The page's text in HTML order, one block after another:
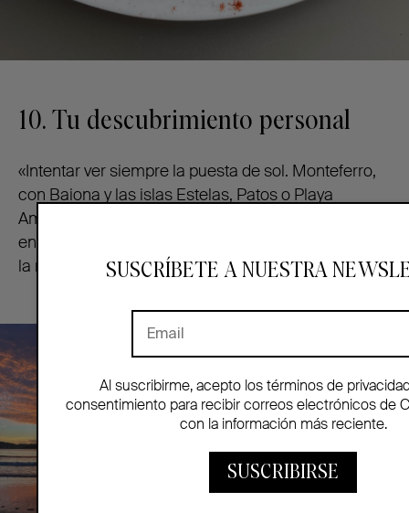
10. Tu descubrimiento personal
«Intentar ver siempre la puesta de sol. Monteferro,
con Baiona y las islas Estelas, Patos o Playa
América son localizaciones perfectas. También me
encanta cenar en
la mesa del jardín junto al hórreo».
SUSCRÍBETE A NUESTRA
Al suscribirme, acepto los términos de
consentimiento para recibir correos electrónicos de
con la información más reciente.
SUSCRIBIRSE